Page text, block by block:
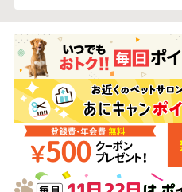
犬
小動物・鳥
ドッグフード
ログイン
会員登録
あにまるキャンパスについて
アフターサービス
商品リクエスト